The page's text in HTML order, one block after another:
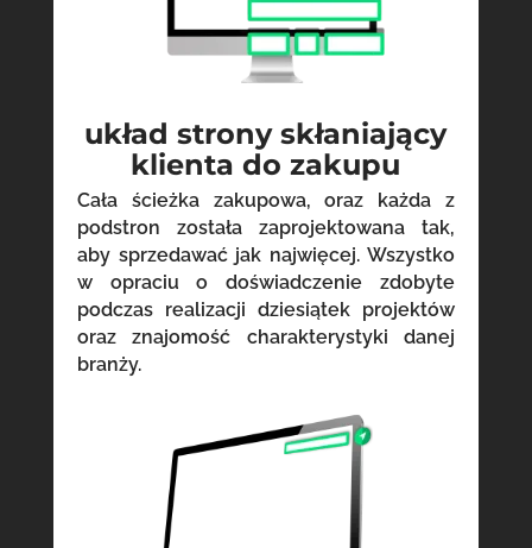
układ strony skłaniający
klienta do zakupu
Cała ścieżka zakupowa, oraz każda z
podstron została zaprojektowana tak,
aby sprzedawać jak najwięcej. Wszystko
w opraciu o doświadczenie zdobyte
podczas realizacji dziesiątek projektów
oraz znajomość charakterystyki danej
branży.